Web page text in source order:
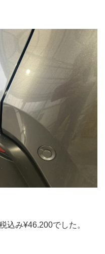
込み¥46.200でした。